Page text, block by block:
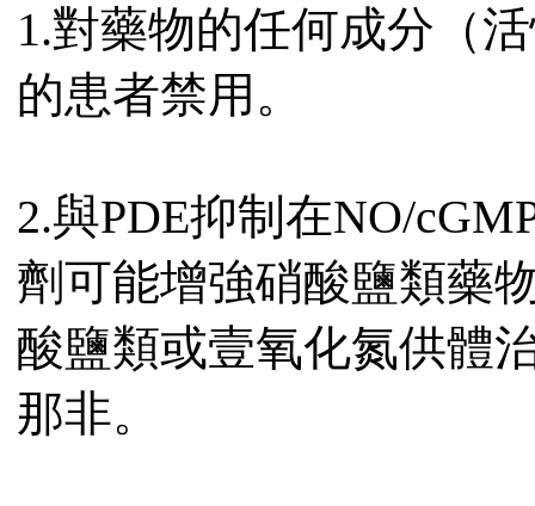
1.對藥物的任何成分（
的患者禁用。
2.與PDE抑制在NO/
劑可能增強硝酸鹽類藥
酸鹽類或壹氧化氮供體
那非。